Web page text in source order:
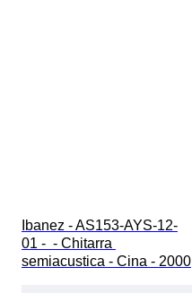
Ibanez - AS153-AYS-12-
01 -  - Chitarra
semiacustica - Cina - 2000